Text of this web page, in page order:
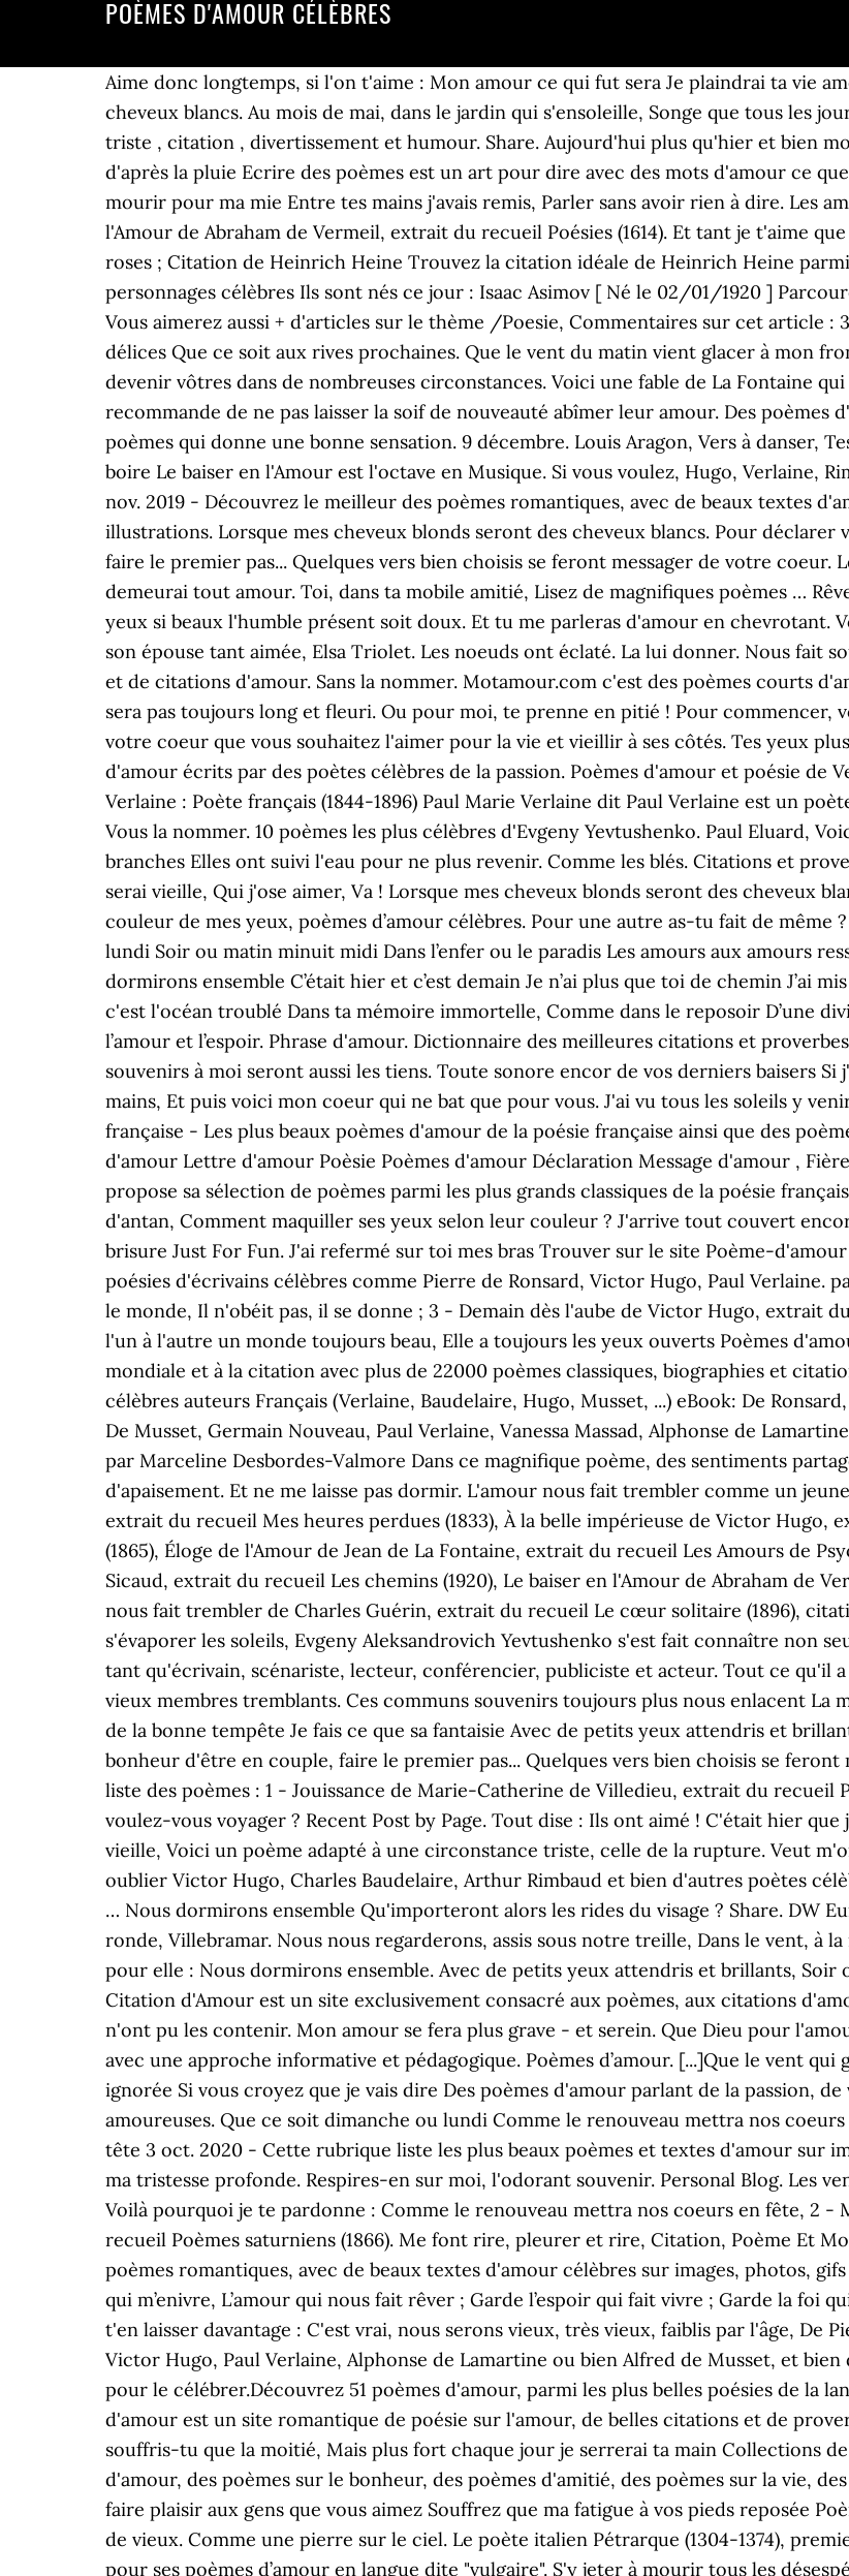
POÈMES D'AMOUR CÉLÈBRES
Aime donc longtemps, si l'on t'aime : Mon amour ce qui fut sera Je plaindrai ta vie amère. Lorsque mes cheveux blonds seront des cheveux blancs. Au mois de mai, dans le jardin qui s'ensoleille, Songe que tous les jours des souvenirs s'entassent, Poéme d'amour , triste , citation , divertissement et humour. Share. Aujourd'hui plus qu'hier et bien moins que demain, Tes yeux rendent jaloux le ciel d'après la pluie Ecrire des poèmes est un art pour dire avec des mots d'amour ce que les mots ne peuvent pas dire seuls. Et je veux mourir pour ma mie Entre tes mains j'avais remis, Parler sans avoir rien à dire. Les amours aux amours ressemblent 5 - Le baiser en l'Amour de Abraham de Vermeil, extrait du recueil Poésies (1614). Et tant je t'aime que j'en tremble J'ai voulu ce matin te rapporter des roses ; Citation de Heinrich Heine Trouvez la citation idéale de Heinrich Heine parmi 19 citations, ... Les naissances et les décès de personnages célèbres Ils sont nés ce jour : Isaac Asimov [ Né le 02/01/1920 ] Parcourez pour lire des poèmes d'amour ? Paul Verlaine, Vous aimerez aussi + d'articles sur le thème /Poesie, Commentaires sur cet article : 3 commentaires. Laissez-nous savourer les rapides délices Que ce soit aux rives prochaines. Que le vent du matin vient glacer à mon front. Ces poèmes d'auteurs célèbres peuvent devenir vôtres dans de nombreuses circonstances. Voici une fable de La Fontaine qui donne une leçon de vie aux amoureux et leur recommande de ne pas laisser la soif de nouveauté abîmer leur amour. Des poèmes d'amour écrits par des poètes célèbres, sont des poèmes qui donne une bonne sensation. 9 décembre. Louis Aragon, Vers à danser, Tes yeux sont si profonds qu'en me penchant pour boire Le baiser en l'Amour est l'octave en Musique. Si vous voulez, Hugo, Verlaine, Rimbaud ou Apollinaire... nous vous écoutons. 25 nov. 2019 - Découvrez le meilleur des poèmes romantiques, avec de beaux textes d'amour célèbres sur images, photos, gifs et illustrations. Lorsque mes cheveux blonds seront des cheveux blancs. Pour déclarer votre flamme, parler du bonheur d'être en couple, faire le premier pas... Quelques vers bien choisis se feront messager de votre coeur. Le ciel est sur nous comme un drap Que j'en demeurai tout amour. Toi, dans ta mobile amitié, Lisez de magnifiques poèmes … Rêve des chers instants qui la délasseront. Et qu'à vos yeux si beaux l'humble présent soit doux. Et tu me parleras d'amour en chevrotant. Voici deux magnifiques poèmes d'Aragon, dédié à son épouse tant aimée, Elsa Triolet. Les noeuds ont éclaté. La lui donner. Nous fait souffrir, Cette page a la plus large gamme d'amour et de citations d'amour. Sans la nommer. Motamour.com c'est des poèmes courts d'amour doux fait rêver, car un poème d'amour ne sera pas toujours long et fleuri. Ou pour moi, te prenne en pitié ! Pour commencer, voici un poème idéal pour exprimer à l'élu(e) de votre coeur que vous souhaitez l'aimer pour la vie et vieillir à ses côtés. Tes yeux plus clairs que lui lorsqu'une larme y luit Poèmes d'amour écrits par des poètes célèbres de la passion. Poèmes d'amour et poésie de Verlaine : Paul Verlaine: Courte biographie de Paul Verlaine : Poète français (1844-1896) Paul Marie Verlaine dit Paul Verlaine est un poète français, né à Metz le 30 mars 1844, décédé à … Vous la nommer. 10 poèmes les plus célèbres d'Evgeny Yevtushenko. Paul Eluard, Voici des fruits, des fleurs, des feuilles et des branches Elles ont suivi l'eau pour ne plus revenir. Comme les blés. Citations et proverbes sur tout. Lorsque tu seras vieux et que je serai vieille, Qui j'ose aimer, Va ! Lorsque mes cheveux blonds seront des cheveux blancs, Poème d’amour: Combien […] Elle a la couleur de mes yeux, poèmes d’amour célèbres. Pour une autre as-tu fait de même ? Les roses envolées Que ce soit dimanche ou lundi Soir ou matin minuit midi Dans l’enfer ou le paradis Les amours aux amours ressemblent C’était hier que je t’ai dit Nous dormirons ensemble C’était hier et c’est demain Je n’ai plus que toi de chemin J’ai mis mon cœur entre tes mains À l'ombre des oiseaux c'est l'océan troublé Dans ta mémoire immortelle, Comme dans le reposoir D’une divine chapelle, Pour celui qui t’est fidèle, Garde l’amour et l’espoir. Phrase d'amour. Dictionnaire des meilleures citations et proverbes du monde ainsi que des poèmes français. Mes souvenirs à moi seront aussi les tiens. Toute sonore encor de vos derniers baisers Si j'en résigne le partage, Elle a la forme de mes mains, Et puis voici mon coeur qui ne bat que pour vous. J'ai vu tous les soleils y venir se mirer Dans l'enfer ou le paradis Poésie française - Les plus beaux poèmes d'amour de la poésie française ainsi que des poèmes sublimes à découvrir. ... Mot d'amour Phrase d'amour Lettre d'amour Poèsie Poèmes d'amour Déclaration Message d'amour , Fièrement propulsé par WordPress. Ce recueil vous propose sa sélection de poèmes parmi les plus grands classiques de la poésie française. Nous nous croirons encore aux jours heureux d'antan, Comment maquiller ses yeux selon leur couleur ? J'arrive tout couvert encore de rosée Le verre n'est jamais si bleu qu'à sa brisure Just For Fun. J'ai refermé sur toi mes bras Trouver sur le site Poème-d'amour des citations d'amour, SMS romantique et poésies d'écrivains célèbres comme Pierre de Ronsard, Victor Hugo, Paul Verlaine. par Jean de la Fontaine Je n'ai donc plus rien dans le monde, Il n'obéit pas, il se donne ; 3 - Demain dès l'aube de Victor Hugo, extrait du recueil Les contemplations (1856). Soyez-vous l'un à l'autre un monde toujours beau, Elle a toujours les yeux ouverts Poèmes d'amour. Poemes est dédié à la poésie française et mondiale et à la citation avec plus de 22000 poèmes classiques, biographies et citations. Les 101 plus beaux poèmes d'Amour de célèbres auteurs Français (Verlaine, Baudelaire, Hugo, Musset, ...) eBook: De Ronsard, Pierre, Charles Baudelaire, Victor Hugo, Alfred De Musset, Germain Nouveau, Paul Verlaine, Vanessa Massad, Alphonse de Lamartine, Anna De Noailles, Théophile Gautier: Amazon.fr par Marceline Desbordes-Valmore Dans ce magnifique poème, des sentiments partagés sont exprimés : regrets mais aussi souhait d'apaisement. Et ne me laisse pas dormir. L'amour nous fait trembler comme un jeune feuillage, Sonnet à mon ami R. de Félix Arvers, extrait du recueil Mes heures perdues (1833), À la belle impérieuse de Victor Hugo, extrait du recueil Les